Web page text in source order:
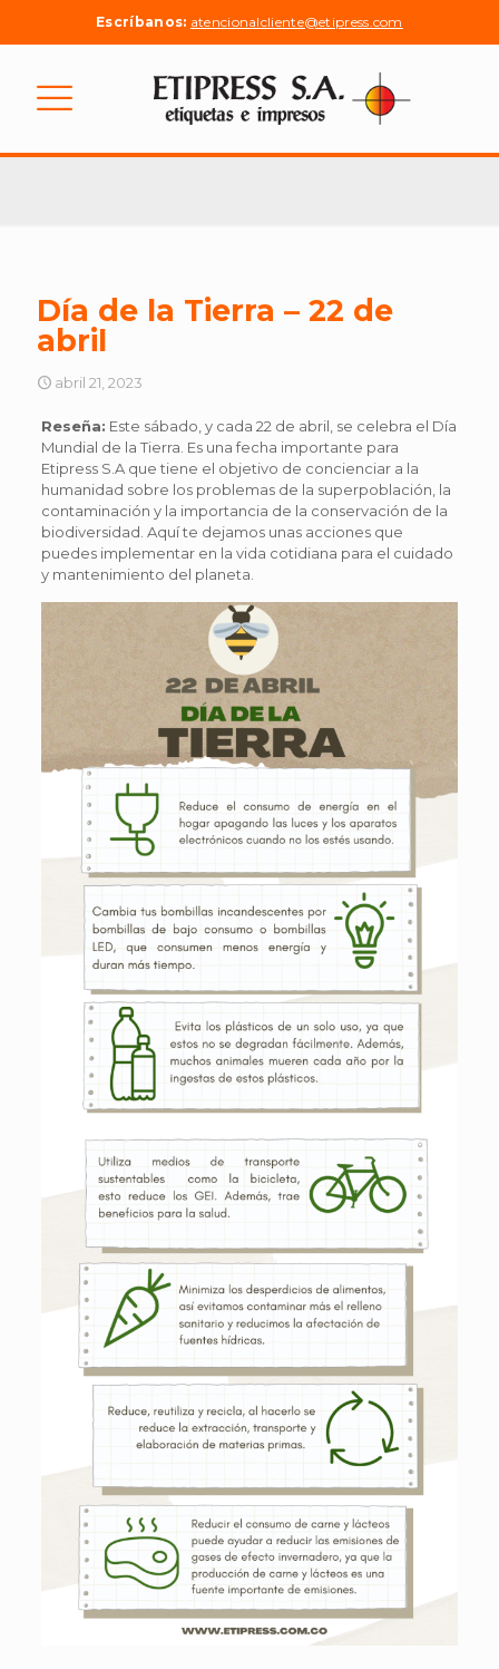
Escríbanos: atencionalcliente@etipress.com
Día de la Tierra – 22 de
abril
abril 21, 2023
Reseña: Este sábado, y cada 22 de abril, se celebra el Día
Mundial de la Tierra. Es una fecha importante para
Etipress S.A que tiene el objetivo de concienciar a la
humanidad sobre los problemas de la superpoblación, la
contaminación y la importancia de la conservación de la
biodiversidad. Aquí te dejamos unas acciones que
puedes implementar en la vida cotidiana para el cuidado
y mantenimiento del planeta.